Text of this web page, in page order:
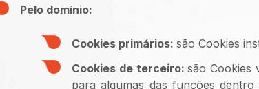
Pelo domínio:
Cookies primários:são Cookies
Cookies de terceiro:são Cookies
para algumas das funções